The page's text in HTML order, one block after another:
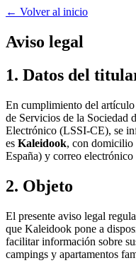
← Volver al inicio
Aviso legal
1. Datos del
En cumplimiento del
de Servicios de la Sociedad
Electrónico (LSSI-CE), se
es Kaleidook, con domicilio
España) y correo electrónico
2. Objeto
El presente aviso legal
que Kaleidook pone a
facilitar información sobre
campings y apartamentos